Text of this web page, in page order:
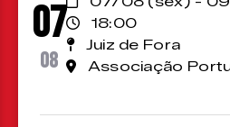
07
08
18:00
Juiz de Fora
Associação